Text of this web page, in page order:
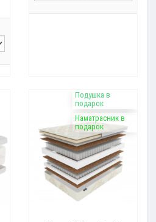
Подушка в
подарок
Наматрасник в
подарок